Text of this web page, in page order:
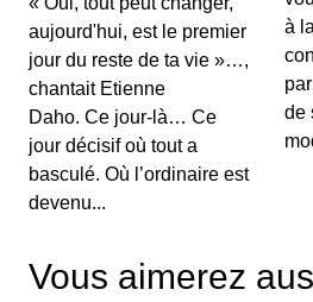
00:03:15 - IL Y A 6 ANS
Au menu de ce
Renault Captur
S12E130:
00:03:25 - IL Y A 6 ANS
Le Grenadier, c’est
S12E129: L'actu
aujourd'hui, est le premier
jour du reste de ta vie »…,
chantait Etienne
Daho. Ce jour-là… Ce
jour décisif où tout a
basculé. Où l’ordinaire est
devenu...
à
de
Vous aimerez